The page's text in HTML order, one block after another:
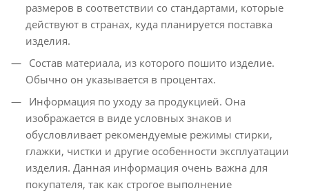
размеров в соответствии со стандартами, которые
действуют в странах, куда планируется поставка
изделия.
Состав материала, из которого пошито изделие.
Обычно он указывается в процентах.
Информация по уходу за продукцией. Она
изображается в виде условных знаков и
обусловливает рекомендуемые режимы стирки,
глажки, чистки и другие особенности эксплуатации
изделия. Данная информация очень важна для
покупателя, так как строгое выполнение